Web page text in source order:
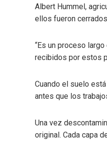
Albert Hummel,
ellos fueron
“Es un proceso
recibidos por estos
Cuando el suelo
antes que los
Una vez
original. Cada capa